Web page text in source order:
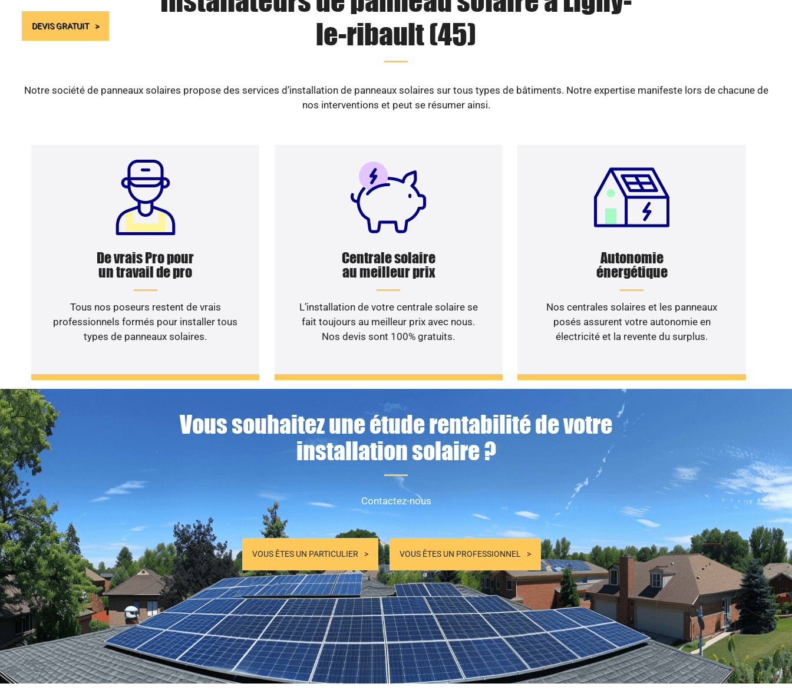
DEVIS GRATUIT
le-ribault (45)
Notre société de panneaux solaires propose des services d’installation de panneaux solaires sur tous types de bâtiments. Notre expertise manifeste lors de chacune de
nos interventions et peut se résumer ainsi.
De vrais Pro pour
un travail de pro
Tous nos poseurs restent de vrais
professionnels formés pour installer tous
types de panneaux solaires.
Centrale solaire
au meilleur prix
L’installation de votre centrale solaire se
fait toujours au meilleur prix avec nous.
Nos devis sont 100% gratuits.
Autonomie
énergétique
Nos centrales solaires et les panneaux
posés assurent votre autonomie en
électricité et la revente du surplus.
Vous souhaitez une étude rentabilité de votre
installation solaire ?
Contactez-nous
VOUS ÊTES UN PARTICULIER VOUS ÊTES UN PROFESSIONNEL